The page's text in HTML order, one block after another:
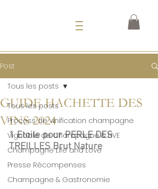
Post
Tous les posts
Process de vinification champagne
Vignoble de Champagne & HVE
Champagne Life and Love
Presse Récompenses
Champagne & Gastronomie
Tous les posts
GUIDE HACHETTE DES
VINS 2024
1 Etoile pour PERLE DES
TREILLES Brut Nature